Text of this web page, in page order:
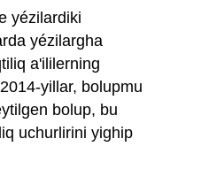
yézilardiki
yézilargha
a'ililerning
yillar, bolupmu
bolup, bu
uchurlirini yighip